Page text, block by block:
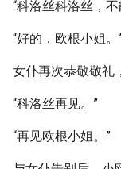
“科洛丝科洛丝，
“好的，欧根小姐。
女仆再次恭敬敬礼
“科洛丝再见。”
“再见欧根小姐。”